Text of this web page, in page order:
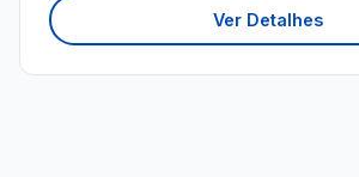
Ver Detalhes